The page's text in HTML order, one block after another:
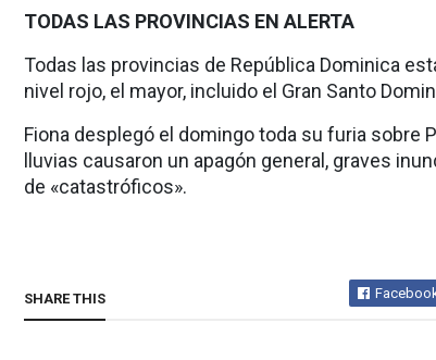
TODAS LAS PROVINCIAS EN ALERTA
Todas las provincias de República Dominica
nivel rojo, el mayor, incluido el Gran Santo
Fiona desplegó el domingo toda su furia sobre
lluvias causaron un apagón general, graves
de «catastróficos».
SHARE THIS